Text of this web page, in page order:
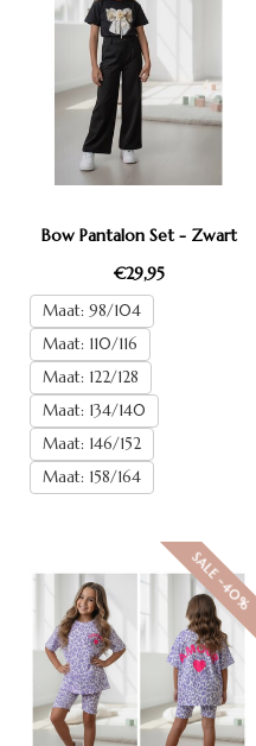
Bow Pantalon Set - Zwart
€29,95
Maat: 98/104
Maat: 110/116
Maat: 122/128
Maat: 134/140
Maat: 146/152
Maat: 158/164
SALE -40%